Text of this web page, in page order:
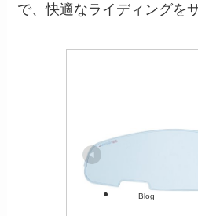
で、快適なライディングを
Blog